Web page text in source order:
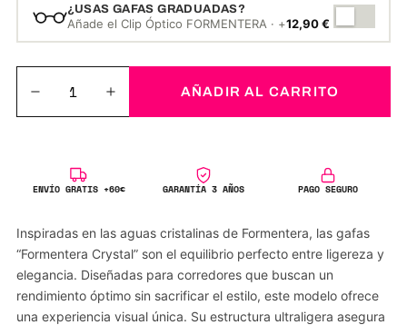
¿USAS GAFAS GRADUADAS?
Añade el Clip Óptico FORMENTERA · +12,90€
AÑADIR AL CARRITO
ENVÍO GRATIS +60€ GARANTÍA 3 AÑOS PAGO SEGURO
Inspiradas en las aguas cristalinas de Formentera, las gafas
“Formentera Crystal” son el equilibrio perfecto entre ligereza y
elegancia. Diseñadas para corredores que buscan un
rendimiento óptimo sin sacrificar el estilo, este modelo ofrece
una experiencia visual única. Su estructura ultraligera asegura